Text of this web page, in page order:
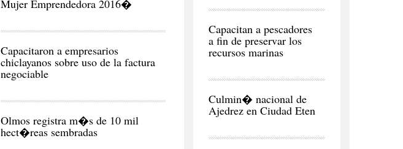
Capacitaron a empresarios
chiclayanos sobre uso de la factura
negociable
Olmos registra m�s de 10 mil
hect�reas sembradas
Capacitan a pescadores
a fin de preservar los
recursos marinas
Culmin� nacional de
Ajedrez en Ciudad Eten